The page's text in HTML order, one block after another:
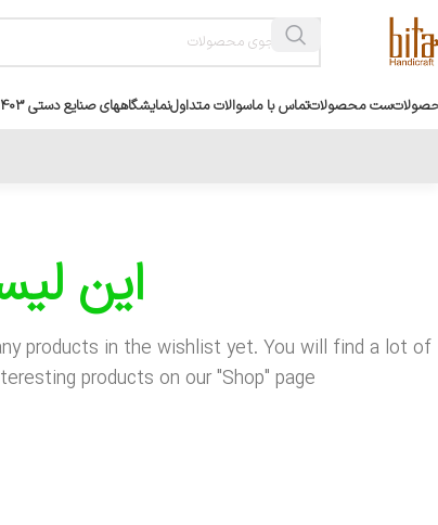
ست محصولاتتماس با ماسوالات متداولنمایشگاههای صنایع دستی 1403
این
products in the wishlist yet. You will find a lot of
products on our "Shop" page.